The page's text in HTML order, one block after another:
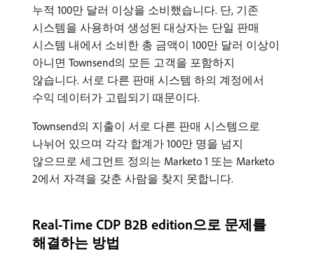
누적 100만 달러 이상을 소비했습니다. 단, 기존
시스템을 사용하여 생성된 대상자는 단일 판매
시스템 내에서 소비한 총 금액이 100만 달러 이상이
아니면 Townsend의 모든 고객을 포함하지
않습니다. 서로 다른 판매 시스템 하의 계정에서
수익 데이터가 고립되기 때문이다.
Townsend의 지출이 서로 다른 판매 시스템으로
나뉘어 있으며 각각 합계가 100만 명을 넘지
않으므로 세그먼트 정의는 Marketo 1 또는 Marketo
2에서 자격을 갖춘 사람을 찾지 못합니다.
Real-Time CDP B2B edition으로 문제를
해결하는 방법